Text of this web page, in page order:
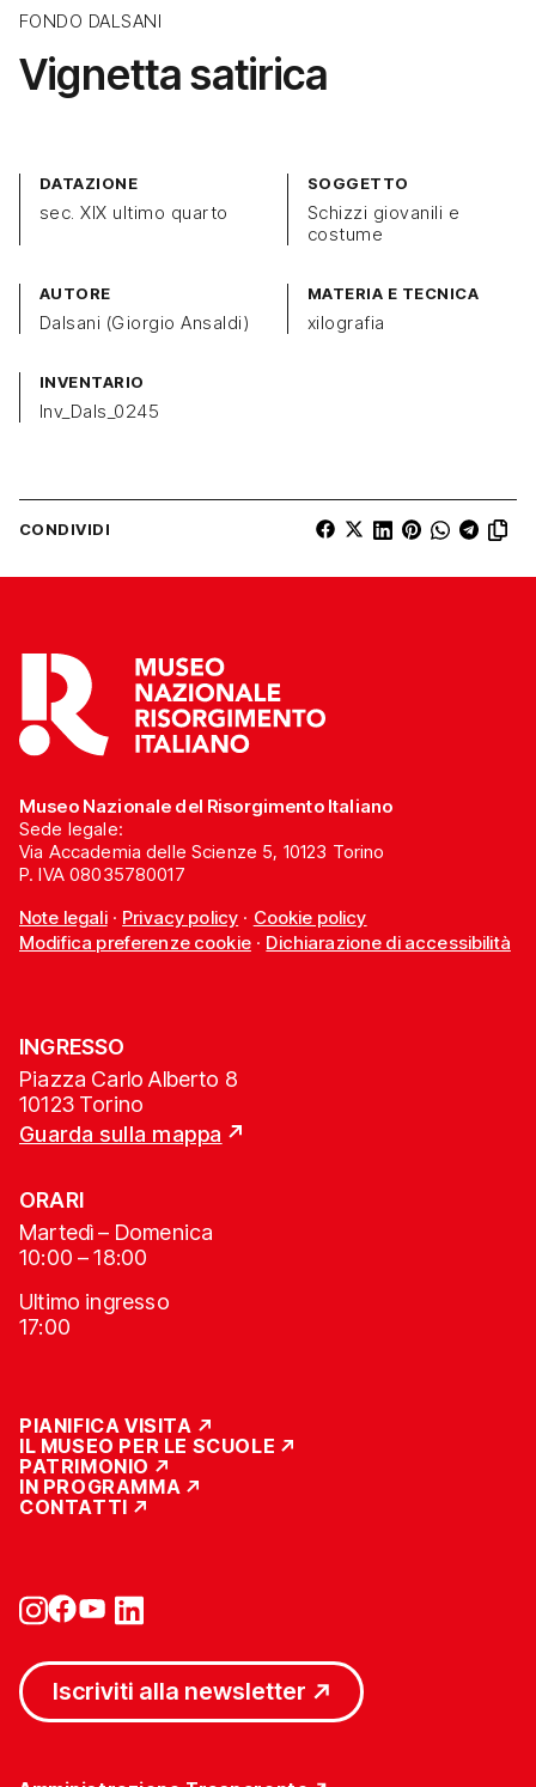
FONDO DALSANI
Vignetta satirica
DATAZIONE
sec. XIX ultimo quarto
SOGGETTO
Schizzi giovanili e
costume
AUTORE
Dalsani (Giorgio Ansaldi)
MATERIA E TECNICA
xilografia
INVENTARIO
Inv_Dals_0245
CONDIVIDI
Museo Nazionale del Risorgimento Italiano
Sede legale:
Via Accademia delle Scienze 5, 10123 Torino
P. IVA 08035780017
Note legali· Privacy policy · Cookie policy
Modifica preferenze cookie· Dichiarazione di accessibilità
INGRESSO
Piazza Carlo Alberto 8
10123 Torino
Guarda sulla mappa
ORARI
Martedì – Domenica
10:00 – 18:00
Ultimo ingresso
17:00
PIANIFICA VISITA
IL MUSEO PER LE SCUOLE
PATRIMONIO
IN PROGRAMMA
CONTATTI
Iscriviti alla newsletter